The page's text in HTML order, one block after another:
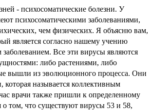
- психосоматические болезни. У
психосоматическими заболеваниями,
чем физических. Я объясню вам,
является согласно нашему учению
заболеванием. Все эти вирусы являются
либо растениями, либо
вышли из эволюционного процесса. Они
которая называется коллективным
врачи также пришли к определенному
том, что существуют вирусы 53 и 58,